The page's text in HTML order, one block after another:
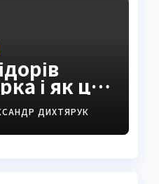
і як це
ДИХТЯРУК